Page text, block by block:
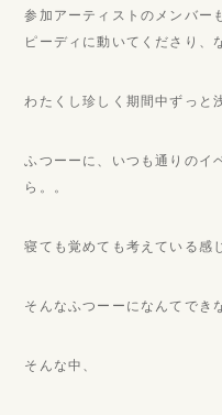
参加アーティストのメンバー
ピーディに動いてくださり、
わたくし珍しく期間中ずっと
ふつーーに、いつも通りのイ
ら。。
寝ても覚めても考えている感
そんなふつーーになんてでき
そんな中、